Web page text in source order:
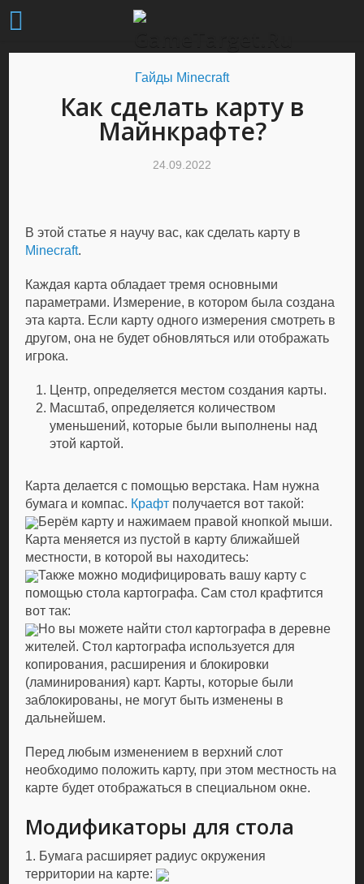
Гайды Minecraft
Как сделать карту в
Майнкрафте?
24.09.2022
В этой статье я научу вас, как сделать карту в
Minecraft.
Каждая карта обладает тремя основными
параметрами. Измерение, в котором была создана
эта карта. Если карту одного измерения смотреть в
другом, она не будет обновляться или отображать
игрока.
Центр, определяется местом создания карты.
Масштаб, определяется количеством
уменьшений, которые были выполнены над
этой картой.
Карта делается с помощью верстака. Нам нужна
бумага и компас. Крафт получается вот такой:
Берём карту и нажимаем правой кнопкой мыши.
Карта меняется из пустой в карту ближайшей
местности, в которой вы находитесь:
Также можно модифицировать вашу карту с
помощью стола картографа. Сам стол крафтится
вот так:
Но вы можете найти стол картографа в деревне
жителей. Стол картографа используется для
копирования, расширения и блокировки
(ламинирования) карт. Карты, которые были
заблокированы, не могут быть изменены в
дальнейшем.
Перед любым изменением в верхний слот
необходимо положить карту, при этом местность на
карте будет отображаться в специальном окне.
Модификаторы для стола
1. Бумага расширяет радиус окружения
территории на карте: